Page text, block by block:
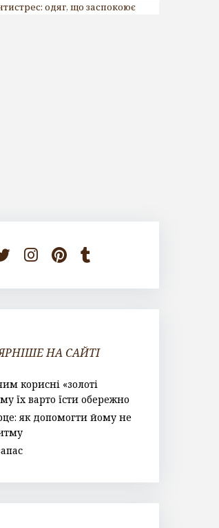
одяг, що заспокоює
НА САЙТІ
корисні «золоті
їх варто їсти обережно
як допомогти йому не